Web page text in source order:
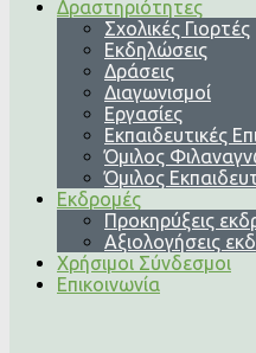
Δραστηριότητες
Σχολικές Γιορτές
Εκδηλώσεις
Δράσεις
Διαγωνισμοί
Εργασίες
Εκπαιδευτικές
Όμιλος
Όμιλος
Εκδρομές
Προκηρύξεις
Αξιολογήσεις
Χρήσιμοι Σύνδεσμοι
Επικοινωνία